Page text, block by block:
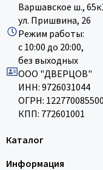
Варшавское ш.,
ул. Пришвина, 26
Режим работы:
с 10:00 до 20:00,
без выходных
ООО "ДВЕРЦОВ"
ИНН: 9726031044
ОГРН:
КПП: 772601001
Каталог
Информация